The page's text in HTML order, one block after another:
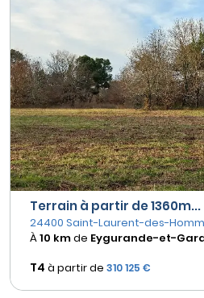
Terrain à partir de 1360m...
24400 Saint-Laurent-des-
À10 kmde Eygurande-et-
T4 à partir de 310 125 €